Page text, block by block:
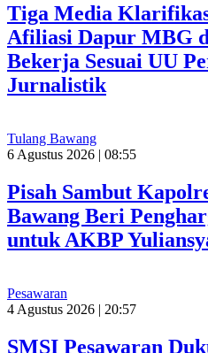
Tiga Media
Afiliasi Dapur MBG
Bekerja Sesuai UU
Jurnalistik
Tulang Bawang
6 Agustus 2026 | 08:55
Pisah Sambut
Bawang Beri
untuk AKBP
Pesawaran
4 Agustus 2026 | 20:57
SMSI Pesawaran